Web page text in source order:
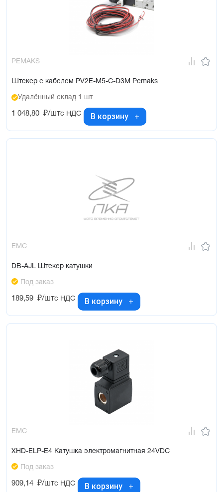
PEMAKS
Штекер с кабелем PV2E-M5-C-D3M Pemaks
Удалённый склад 1 шт
1 048,80 ₽/штс НДС В корзину
EMC
DB-AJL Штекер катушки
Под заказ
189,59 ₽/штс НДС В корзину
EMC
XHD-ELP-E4 Катушка электромагнитная 24VDC
Под заказ
909,14 ₽/штс НДС В корзину